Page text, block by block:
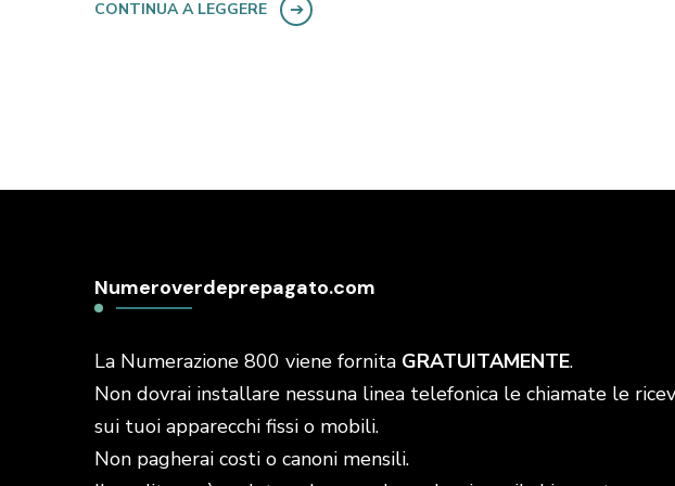
CONTINUA A LEGGERE
Numeroverdeprepagato.com
La Numerazione 800 viene fornita GRATUITAMENTE.
Non dovrai installare nessuna linea telefonica le chiamate le
sui tuoi apparecchi fissi o mobili.
Non pagherai costi o canoni mensili.